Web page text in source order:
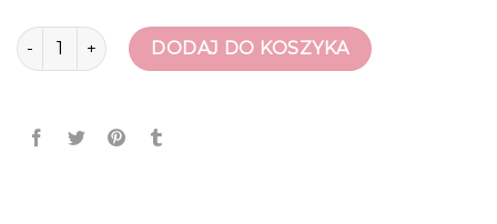
ilość obuwie damskieDODAJ DO KOSZYKA